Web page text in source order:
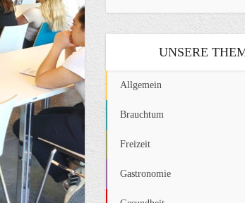
UNSERE
Allgemein
Brauchtum
Freizeit
Gastronomie